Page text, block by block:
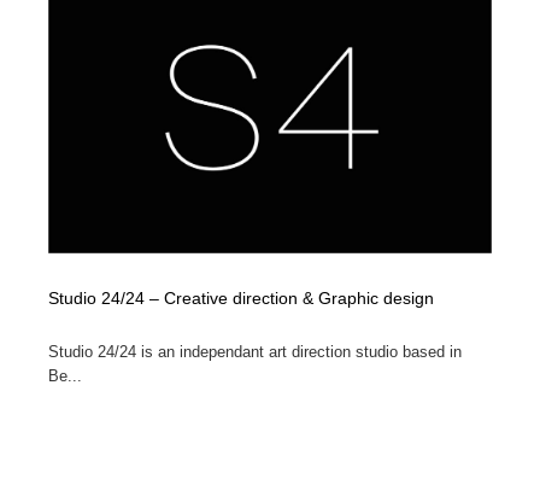
Studio 24/24 – Creative direction & Graphic design
Studio 24/24 is an independant art direction studio based in
Be...